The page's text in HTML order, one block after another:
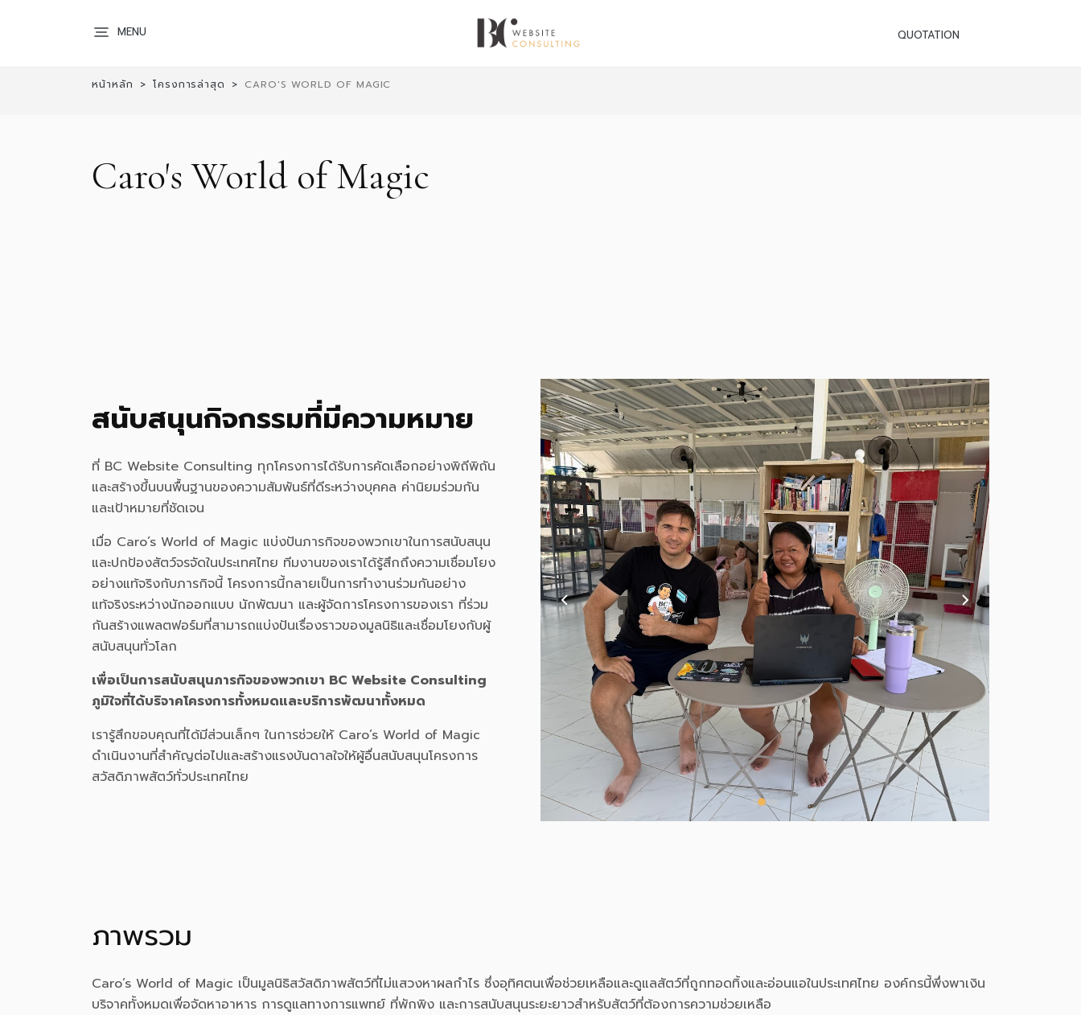
MENU QUOTATION
หน้าหลัก โครงการล่าสุด CARO'S WORLD OF MAGIC
Caro's World of Magic
สนับสนุนกิจกรรมที่มีความหมาย
ที่ BC Website Consulting ทุกโครงการได้รับการคัดเลือกอย่างพิถีพิถัน
และสร้างขึ้นบนพื้นฐานของความสัมพันธ์ที่ดีระหว่างบุคคล ค่านิยมร่วมกัน
และเป้าหมายที่ชัดเจน
เมื่อ Caro’s World of Magic แบ่งปันภารกิจของพวกเขาในการสนับสนุน
และปกป้องสัตว์จรจัดในประเทศไทย ทีมงานของเราได้รู้สึกถึงความเชื่อมโยง
อย่างแท้จริงกับภารกิจนี้ โครงการนี้กลายเป็นการทำงานร่วมกันอย่าง
แท้จริงระหว่างนักออกแบบ นักพัฒนา และผู้จัดการโครงการของเรา ที่ร่วม
กันสร้างแพลตฟอร์มที่สามารถแบ่งปันเรื่องราวของมูลนิธิและเชื่อมโยงกับผู้
สนับสนุนทั่วโลก
เพื่อเป็นการสนับสนุนภารกิจของพวกเขา BC Website Consulting
ภูมิใจที่ได้บริจาคโครงการทั้งหมดและบริการพัฒนาทั้งหมด
เรารู้สึกขอบคุณที่ได้มีส่วนเล็กๆ ในการช่วยให้ Caro’s World of Magic
ดำเนินงานที่สำคัญต่อไปและสร้างแรงบันดาลใจให้ผู้อื่นสนับสนุนโครงการ
สวัสดิภาพสัตว์ทั่วประเทศไทย
ภาพรวม
Caro’s World of Magic เป็นมูลนิธิสวัสดิภาพสัตว์ที่ไม่แสวงหาผลกำไร ซึ่งอุทิศตนเพื่อช่วยเหลือและดูแลสัตว์ที่ถูกทอดทิ้งและอ่อนแอในประเทศไทย องค์กรนี้พึ่งพาเงิน
บริจาคทั้งหมดเพื่อจัดหาอาหาร การดูแลทางการแพทย์ ที่พักพิง และการสนับสนุนระยะยาวสำหรับสัตว์ที่ต้องการความช่วยเหลือ